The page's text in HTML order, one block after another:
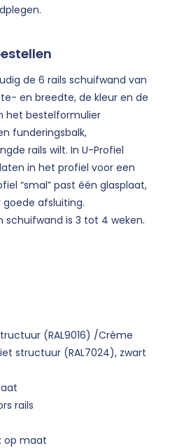
de 6 rails schuifwand van
en breedte, de kleur en de
het bestelformulier
funderingsbalk,
rails wilt. In U-Profiel
in het profiel voor een
“smal” past één glasplaat,
afsluiting.
schuifwand is 3 tot 4 weken.
(RAL9016) /Crème
structuur (RAL7024), zwart
rails
op maat